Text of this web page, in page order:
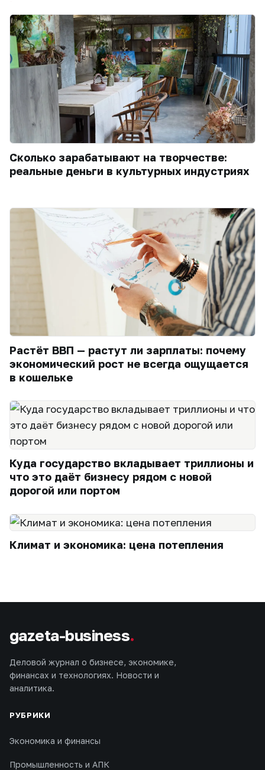
Сколько зарабатывают на творчестве:
реальные деньги в культурных индустриях
Растёт ВВП — растут ли зарплаты: почему
экономический рост не всегда ощущается
в кошельке
Куда государство вкладывает триллионы и
что это даёт бизнесу рядом с новой
дорогой или портом
Климат и экономика: цена потепления
gazeta-business.
Деловой журнал о бизнесе, экономике,
финансах и технологиях. Новости и
аналитика.
РУБРИКИ
Экономика и финансы
Промышленность и АПК